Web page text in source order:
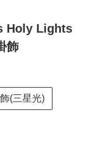
Holy Lights
飾
(三星光)